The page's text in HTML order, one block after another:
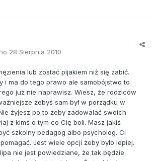
28 Sierpnia 2010
lub zostać pijakiem niż się zabić.
i ma do tego prawo ale samobójstwo to
już nie naprawisz. Wiesz, że rodziców
żebyś sam był w porządku w
żyjesz po to żeby zadowalać swoich
z kimś o tym co Cię boli. Masz jakiś
szkolny pedagog albo psycholog. Ci
Jest wiele opcji żeby było lepiej.
nie jest powiedziane, że tak będzie